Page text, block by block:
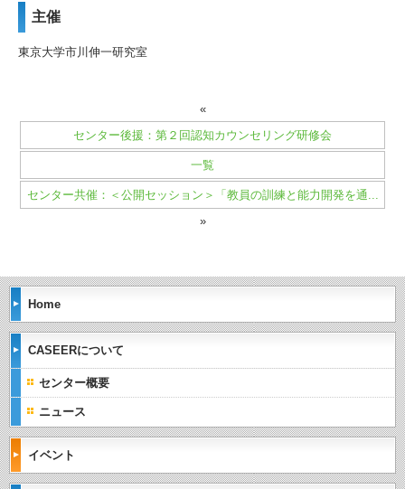
主催
東京大学市川伸一研究室
«
センター後援：第２回認知カウンセリング研修会
一覧
センター共催：＜公開セッション＞「教員の訓練と能力開発を通...
»
Home
CASEERについて
センター概要
ニュース
イベント